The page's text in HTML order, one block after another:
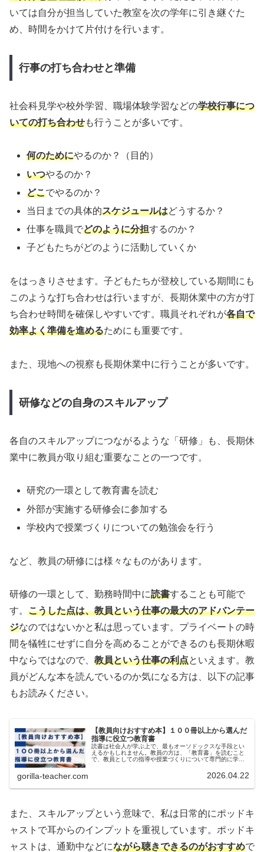
いては自分が担当していた教室を次の学年に引き継ぐた
め、時間をかけて片付けを行います。
行事の打ち合わせと準備
社会科見学や校外学習、職場体験学習などの学校行事につ
いての打ち合わせも行うことが多いです。
何のためにやるのか？（目的）
いつやるのか？
どこでやるのか？
当日までの具体的スケジュールはどうするか？
仕事を職員でどのように分担するのか？
子どもたちがどのように活動していくか
をはっきりさせます。子どもたちが登校している期間にも
このような打ち合わせは行いますが、長期休業中の方が打
ち合わせ時間を確保しやすいです。職員それぞれが各自で
効率よく準備を進めるためにも重要です。
また、現地への視察も長期休業中に行うことが多いです。
研修などの自身のスキルアップ
各自のスキルアップにつながるような「研修」も、長期休
業中に教員が取り組む重要なことの一つです。
研究の一環として教育書を読む
外部が実施する研修会に参加する
学校内で授業づくりについての勉強会を行う
など、教員の研修には様々なものがあります。
研修の一環として、勤務時間中に読書することも可能で
す。 こうした点は、教員という仕事の最大のアドバンテー
ジなのではないかと私は思っています。プライベートの時
間を犠牲にせずに自分を高めることができるのも長期休暇
中ならではなので、 教員という仕事の利点といえます。教
員がどんな本を読んでいるのか気になる方は、以下の記事
もお読みください。
【教員向けおすすめ本】１００冊以上から選んだ
指導に役立つ教育書
読書は社会人が学ぶ上で、最もオーソドックスな手段とい
えるかもしれません。教員の方は、「教育書」を読むこと
で、教員としての指導や授業づくりについて専門的に学び
gorilla-teacher.com 2026.04.22
また、スキルアップという意味で、私は日常的にポッドキ
ャストで耳からのインプットを重視しています。ポッドキ
ャストは、通勤中などにながら聴きできるのがおすすめで